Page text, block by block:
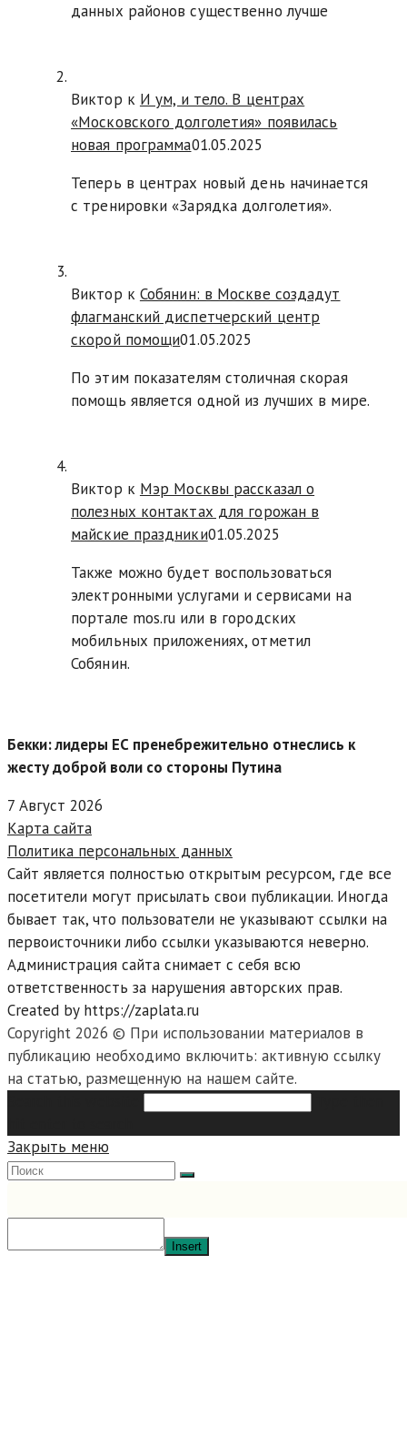
данных районов существенно лучше
Виктор к И ум, и тело. В центрах
«Московского долголетия» появилась
новая программа01.05.2025
Теперь в центрах новый день начинается
с тренировки «Зарядка долголетия».
Виктор к Собянин: в Москве создадут
флагманский диспетчерский центр
скорой помощи01.05.2025
По этим показателям столичная скорая
помощь является одной из лучших в мире.
Виктор к Мэр Москвы рассказал о
полезных контактах для горожан в
майские праздники01.05.2025
Также можно будет воспользоваться
электронными услугами и сервисами на
портале mos.ru или в городских
мобильных приложениях, отметил
Собянин.
Бекки: лидеры ЕС пренебрежительно отнеслись к
жесту доброй воли со стороны Путина
7 Август 2026
Карта сайта
Политика персональных данных
Сайт является полностью открытым ресурсом, где все
посетители могут присылать свои публикации. Иногда
бывает так, что пользователи не указывают ссылки на
первоисточники либо ссылки указываются неверно.
Администрация сайта снимает с себя всю
ответственность за нарушения авторских прав.
Created by https://zaplata.ru
Copyright 2026 © При использовании материалов в
публикацию необходимо включить: активную ссылку
на статью, размещенную на нашем сайте.
Закрыть меню
Insert